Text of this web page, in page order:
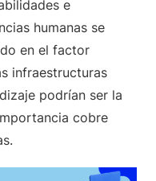
e
humanas se
en el factor
infraestructuras
podrían ser la
cobre